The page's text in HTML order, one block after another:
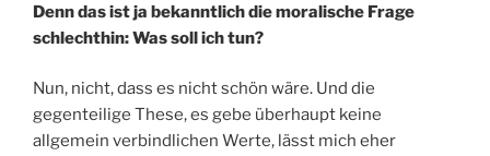
Denn das ist ja bekanntlich die moralische Frage
schlechthin: Was soll ich tun?
Nun, nicht, dass es nicht schön wäre. Und die
gegenteilige These, es gebe überhaupt keine
allgemein verbindlichen Werte, lässt mich eher